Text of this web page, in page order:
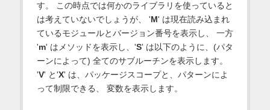
す。 この時点では何かのライブラリを使っていると
は考えていないでしょうが、 'M' は現在読み込まれ
ているモジュールとバージョン番号を表示し、 一方
'm' はメソッドを表示し、'S' は以下のように、(パタ
ーンによって) 全てのサブルーチンを表示します。
'V' と'X' は、パッケージスコープと、パターンによ
って制限できる、 変数を表示します。